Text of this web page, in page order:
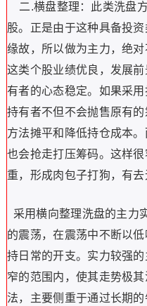
二.横盘整理：此类洗盘
股。正是由于这种具备投
缘故，所以做为主力，绝
这类个股业绩优良，发展
有者的心态稳定。如果采
持有者不但不会抛售原有
方法摊平和降低持仓成本
也会抢走打压筹码。这样
重，形成肉包子打狗，有
采用横向整理洗盘的主力
的震荡，在震荡中不断以
持日常的开支。实力较强
窄的范围内，使其走势极
法，主要侧重于通过长期